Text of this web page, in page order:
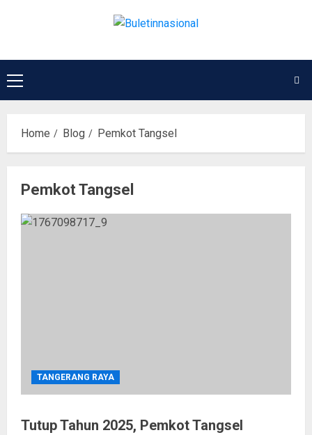
Home Blog Pemkot Tangsel
Pemkot Tangsel
TANGERANG RAYA
Tutup Tahun 2025, Pemkot Tangsel